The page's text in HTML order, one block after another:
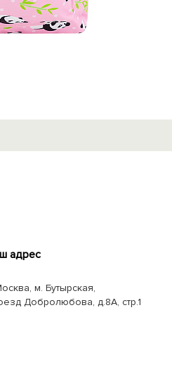
адрес
м. Бутырская,
Добролюбова, д.8А, стр.1